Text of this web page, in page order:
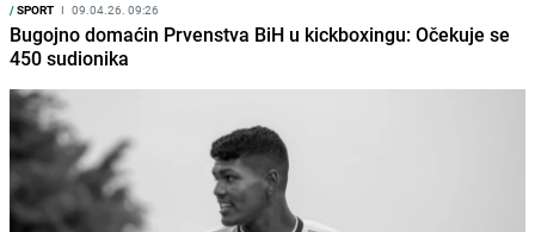
/SPORT I 09.04.26. 09:26
Bugojno domaćin Prvenstva BiH u kickboxingu: Očekuje se
450 sudionika